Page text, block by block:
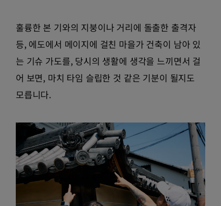
훌륭한 본 기와의 지붕이나 거리에 돌출한 출격자
등, 에도에서 메이지에 걸친 마을가 건축이 남아 있
는 기슈 가도를, 당시의 생활에 생각을 느끼면서 걸
어 보면, 마치 타임 슬립한 것 같은 기분이 될지도
모릅니다.